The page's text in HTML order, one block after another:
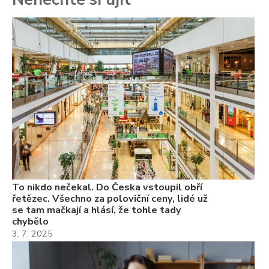
To nikdo nečekal. Do Česka vstoupil obří
řetězec. Všechno za poloviční ceny, lidé už
se tam mačkají a hlásí, že tohle tady
chybělo
3. 7. 2025